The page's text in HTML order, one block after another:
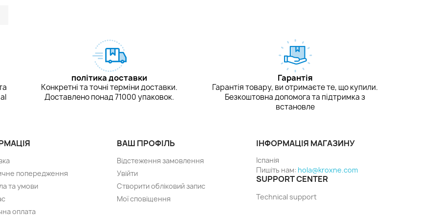
політика доставки
Конкретні та точні терміни доставки.
Доставлено понад 71000 упаковок.
Гарантія
Гарантія товару, ви отримаєте те, що купили.
Безкоштовна допомога та підтримка з
встановле
попередження
та умови
оплата
ВАШ ПРОФІЛЬ
Відстеження замовлення
Увійти
Створити обліковий запис
Мої сповіщення
ІНФОРМАЦІЯ МАГАЗИНУ
Іспанія
Пишіть нам: hola@kroxne.com
SUPPORT CENTER
Technical support